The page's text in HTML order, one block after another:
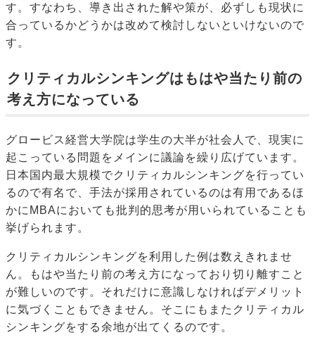
す。すなわち、導き出された解や策が、必ずしも現状に
合っているかどうかは改めて検討しないといけないので
す。
クリティカルシンキングはもはや当たり前の
考え方になっている
グロービス経営大学院は学生の大半が社会人で、現実に
起こっている問題をメインに議論を繰り広げています。
日本国内最大規模でクリティカルシンキングを行ってい
るので有名で、手法が採用されているのは有用であるほ
かにMBAにおいても批判的思考が用いられていることも
挙げられます。
クリティカルシンキングを利用した例は数えきれませ
ん。もはや当たり前の考え方になっており切り離すこと
が難しいのです。それだけに意識しなければデメリット
に気づくこともできません。そこにもまたクリティカル
シンキングをする余地が出てくるのです。